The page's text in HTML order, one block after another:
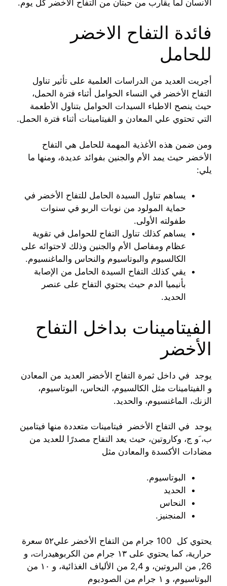
الأنسان لما يقارب من حبتان من التفاح الأخضر كل يوم.
فائدة التفاح الاخضر
للحامل
أجريت العديد من الدراسات العلمية على تأثير تناول
التفاح الأخضر في النساء الحوامل أثناء فترة الحمل،
حيث ينصح الاطباء السيدات الحوامل بتناول الأطعمة
التي تحتوي علي المعادن و الفيتامينات أثناء فترة الحمل.
ومن ضمن هذه الأغذية المهمة للحامل هي التفاح
الأخضر حيث يمد الأم والجنين بفوائد عديدة، ومنها ما
يلي:
يساهم تناول السيدة الحامل للتفاح الأخضر في
حماية المولود من نوبات الربو في سنوات
طفولته الأولى.
يساهم كذلك تناول التفاح للحوامل في تقوية
عظام ومفاصل الأم والجنين وذلك لاحتوائه على
الكالسيوم والبوتاسيوم والنحاس والماغنسيوم.
يقي كذلك التفاح السيدة الحامل من الإصابة
بأنيميا الدم حيث يحتوي التفاح على عنصر
الحديد.
الفيتامينات بداخل التفاح
الأخضر
يوجد في داخل ثمرة التفاح الأخضر العديد من المعادن
و الفيتامينات مثل الكالسيوم، النحاس، البوتاسيوم،
الزنك، الماغنسيوم، والحديد.
يوجد في التفاح الأخضر فيتامينات متعددة منها فيتامين
ب، َو ج، وكاروتين، حيث يعد التفاح مصدرًا للعديد من
مضادات الأكسدة والمعادن مثل
البوتاسيوم.
الحديد
النحاس
المنجنيز.
يحتوي كل 100 جرام من التفاح الأخضر علي٥٢ سعرة
حرارية، كما يحتوي على ١٣ جرام من الكربوهيدرات، و
26, من البروتين، و 2,4 من الألياف الغذائية، و ١٠ من
البوتاسيوم، و ١ جرام من الصوديوم